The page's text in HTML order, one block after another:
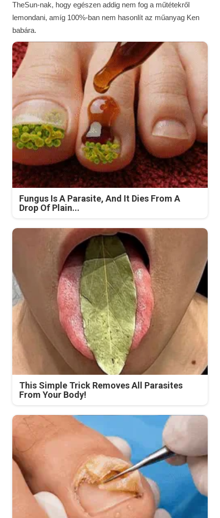
TheSun-nak, hogy egészen addig nem fog a műtétekről
lemondani, amíg 100%-ban nem hasonlít az műanyag Ken
babára.
Fungus Is A Parasite, And It Dies From A
Drop Of Plain...
This Simple Trick Removes All Parasites
From Your Body!